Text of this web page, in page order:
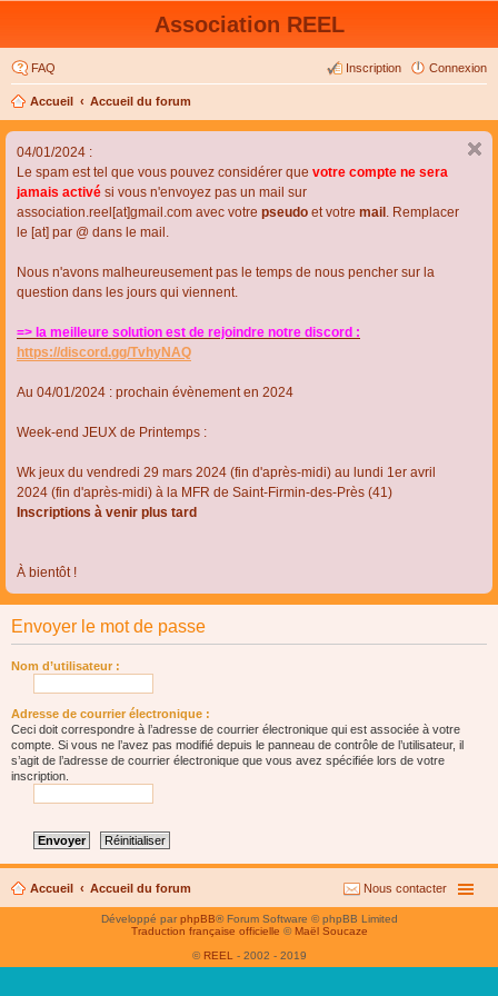
Association REEL
FAQ Connexion
Inscription
Accueil Accueil du forum
04/01/2024 :
Le spam est tel que vous pouvez considérer que votre compte ne sera
jamais activé si vous n'envoyez pas un mail sur
association.reel[at]gmail.com avec votre pseudo et votre mail . Remplacer
le [at] par @ dans le mail.
Nous n'avons malheureusement pas le temps de nous pencher sur la
question dans les jours qui viennent.
=> la meilleure solution est de rejoindre notre discord :
https://discord.gg/TvhyNAQ
Au 04/01/2024 : prochain évènement en 2024
Week-end JEUX de Printemps :
Wk jeux du vendredi 29 mars 2024 (fin d'après-midi) au lundi 1er avril
2024 (fin d'après-midi) à la MFR de Saint-Firmin-des-Près (41)
Inscriptions à venir plus tard
À bientôt !
Envoyer le mot de passe
Nom d’utilisateur :
Adresse de courrier électronique :
Ceci doit correspondre à l’adresse de courrier électronique qui est associée à votre
compte. Si vous ne l’avez pas modifié depuis le panneau de contrôle de l’utilisateur, il
s’agit de l’adresse de courrier électronique que vous avez spécifiée lors de votre
inscription.
Accueil Accueil du forum Nous contacter
Développé parphpBB® Forum Software © phpBB Limited
Traduction française officielle © Maël Soucaze
© REEL - 2002 - 2019